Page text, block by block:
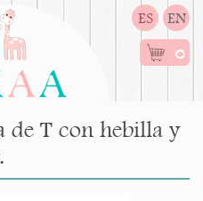
ES EN
0
de T con hebilla y